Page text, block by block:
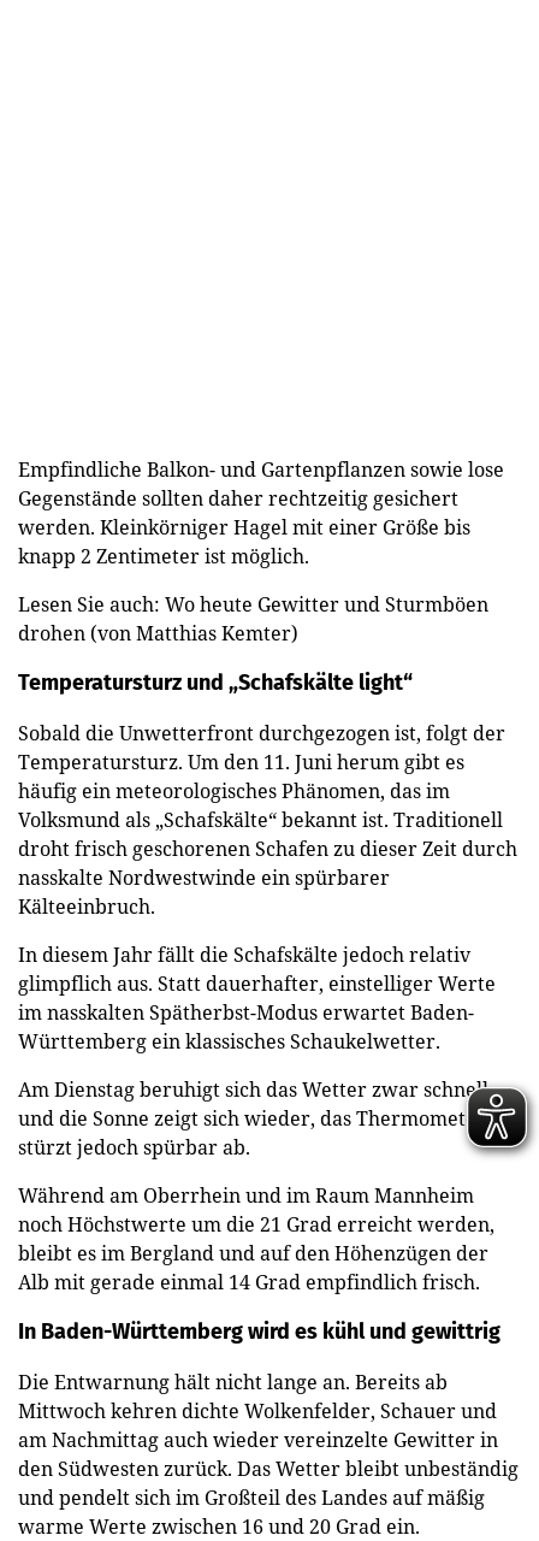
Empfindliche Balkon- und Gartenpflanzen sowie lose
Gegenstände sollten daher rechtzeitig gesichert
werden. Kleinkörniger Hagel mit einer Größe bis
knapp 2 Zentimeter ist möglich.
Lesen Sie auch: Wo heute Gewitter und Sturmböen
drohen (von Matthias Kemter)
Temperatursturz und „Schafskälte light“
Sobald die Unwetterfront durchgezogen ist, folgt der
Temperatursturz. Um den 11. Juni herum gibt es
häufig ein meteorologisches Phänomen, das im
Volksmund als „Schafskälte“ bekannt ist. Traditionell
droht frisch geschorenen Schafen zu dieser Zeit durch
nasskalte Nordwestwinde ein spürbarer
Kälteeinbruch.
In diesem Jahr fällt die Schafskälte jedoch relativ
glimpflich aus. Statt dauerhafter, einstelliger Werte
im nasskalten Spätherbst-Modus erwartet Baden-
Württemberg ein klassisches Schaukelwetter.
Am Dienstag beruhigt sich das Wetter zwar schnell,
und die Sonne zeigt sich wieder, das Thermometer
stürzt jedoch spürbar ab.
Während am Oberrhein und im Raum Mannheim
noch Höchstwerte um die 21 Grad erreicht werden,
bleibt es im Bergland und auf den Höhenzügen der
Alb mit gerade einmal 14 Grad empfindlich frisch.
In Baden-Württemberg wird es kühl und gewittrig
Die Entwarnung hält nicht lange an. Bereits ab
Mittwoch kehren dichte Wolkenfelder, Schauer und
am Nachmittag auch wieder vereinzelte Gewitter in
den Südwesten zurück. Das Wetter bleibt unbeständig
und pendelt sich im Großteil des Landes auf mäßig
warme Werte zwischen 16 und 20 Grad ein.